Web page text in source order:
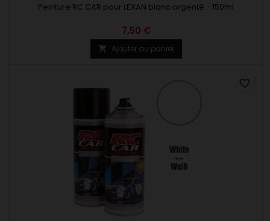
Peinture RC CAR pour LEXAN blanc argenté - 150ml
7,50 €
 Ajouter au panier
favorite_border